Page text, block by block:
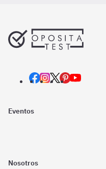
Eventos
Nosotros